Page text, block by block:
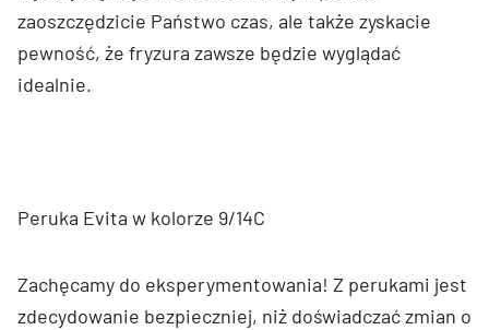
zaoszczędzicie Państwo czas, ale także zyskacie
pewność, że fryzura zawsze będzie wyglądać
idealnie.
Peruka Evita w kolorze 9/14C
Zachęcamy do eksperymentowania! Z perukami jest
zdecydowanie bezpieczniej, niż doświadczać zmian o